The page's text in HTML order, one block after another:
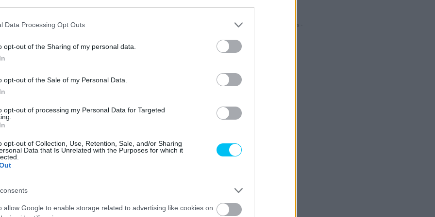
Data Processing Opt Outs
opt-out of the Sharing of my personal data.
opt-out of the Sale of my Personal Data.
opt-out of processing my Personal Data for Targeted
opt-out of Collection, Use, Retention, Sale, and/or Sharing
Data that Is Unrelated with the Purposes for which it
allow Google to enable storage related to advertising like cookies on
kifakadt:
kijelentése
a MotoGP rajtrácsán nem maradhat állandó felállás
Alessio Salucci, a Mooney VR46 Racing
már 2024-ben megváltozna.
díjátadójának margóján, Riminiben nagy port kavart
- Hirdetés -